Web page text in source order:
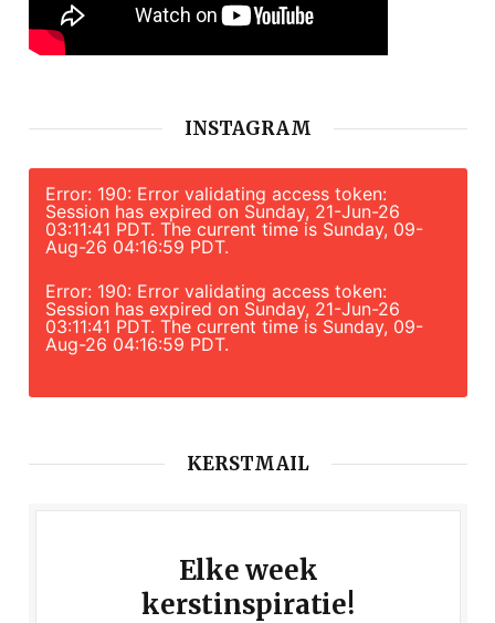
INSTAGRAM
Error: 190: Error validating access token:
Session has expired on Sunday, 21-Jun-26
03:11:41 PDT. The current time is Sunday, 09-
Aug-26 04:16:59 PDT.
Error: 190: Error validating access token:
Session has expired on Sunday, 21-Jun-26
03:11:41 PDT. The current time is Sunday, 09-
Aug-26 04:16:59 PDT.
KERSTMAIL
Elke week
kerstinspiratie!